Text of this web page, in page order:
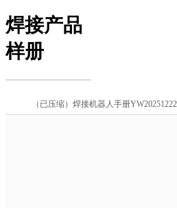
焊接产品
样册
（已压缩）焊接机器人手册